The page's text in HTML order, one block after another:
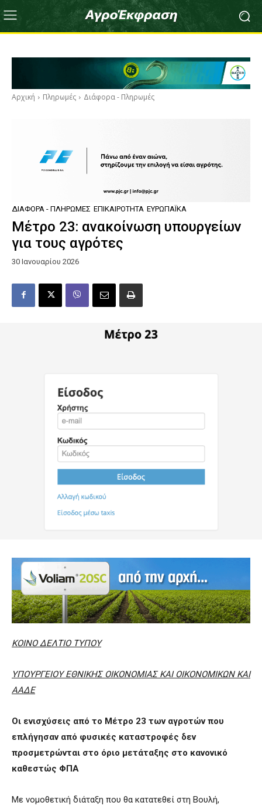
Αρχική Πληρωμές Διάφορα - Πληρωμές
ΔΙΆΦΟΡΑ - ΠΛΗΡΩΜΈΣ ΕΠΙΚΑΙΡΌΤΗΤΑ ΕΥΡΩΠΑΪΚΆ
Μέτρο 23: ανακοίνωση υπουργείων
για τους αγρότες
30 Ιανουαρίου 2026
ΚΟΙΝΟ ΔΕΛΤΙΟ ΤΥΠΟΥ
ΥΠΟΥΡΓΕΙΟΥ ΕΘΝΙΚΗΣ ΟΙΚΟΝΟΜΙΑΣ ΚΑΙ ΟΙΚΟΝΟΜΙΚΩΝ ΚΑΙ
ΑΑΔΕ
Οι ενισχύσεις από το Mέτρο 23 των αγροτών που
επλήγησαν από φυσικές καταστροφές δεν
προσμετρώνται στο όριο μετάταξης στο κανονικό
καθεστώς ΦΠΑ
Με νομοθετική διάταξη που θα κατατεθεί στη Βουλή,